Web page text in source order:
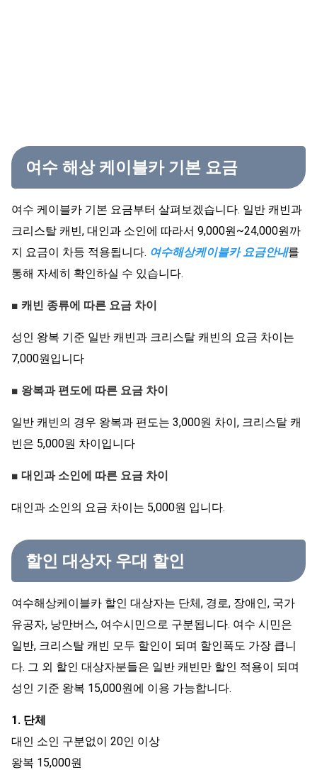
여수 해상 케이블카 기본 요금
여수 케이블카 기본 요금부터 살펴보겠습니다. 일반 캐빈과
크리스탈 캐빈, 대인과 소인에 따라서 9,000원~24,000원까
지 요금이 차등 적용됩니다. 여수해상케이블카 요금안내를
통해 자세히 확인하실 수 있습니다.
■ 캐빈 종류에 따른 요금 차이
성인 왕복 기준 일반 캐빈과 크리스탈 캐빈의 요금 차이는
7,000원입니다
■ 왕복과 편도에 따른 요금 차이
일반 캐빈의 경우 왕복과 편도는 3,000원 차이, 크리스탈 캐
빈은 5,000원 차이입니다
■ 대인과 소인에 따른 요금 차이
대인과 소인의 요금 차이는 5,000원 입니다.
할인 대상자 우대 할인
여수해상케이블카 할인 대상자는 단체, 경로, 장애인, 국가
유공자, 낭만버스, 여수시민으로 구분됩니다. 여수 시민은
일반, 크리스탈 캐빈 모두 할인이 되며 할인폭도 가장 큽니
다. 그 외 할인 대상자분들은 일반 캐빈만 할인 적용이 되며
성인 기준 왕복 15,000원에 이용 가능합니다.
1. 단체
대인 소인 구분없이 20인 이상
왕복 15,000원